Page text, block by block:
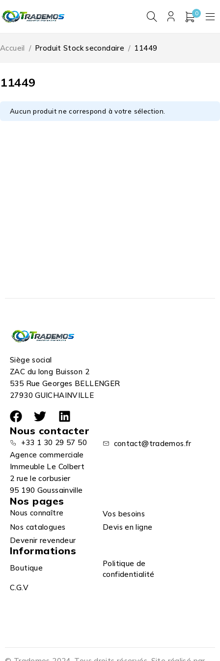
0
11449
Accueil / Produit Stock secondaire / 11449
Aucun produit ne correspond à votre sélection.
Siège social
ZAC du long Buisson 2
535 Rue Georges BELLENGER
27930 GUICHAINVILLE
Nous contacter
+33 1 30 29 57 50
contact@trademos.fr
Agence commerciale
Immeuble Le Colbert
2 rue le corbusier
95 190 Goussainville
Nos pages
Nous connaître
Vos besoins
Nos catalogues
Devis en ligne
Devenir revendeur
Informations
Boutique
Politique de
confidentialité
C.G.V